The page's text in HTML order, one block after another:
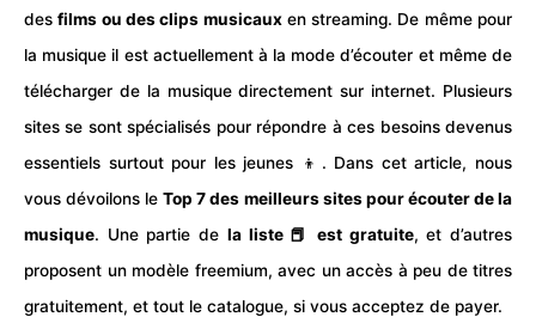
desfilms ou des clips musicauxen streaming. De même pour
la musique il est actuellement à la mode d’écouter et même de
télécharger de la musique directement sur internet. Plusieurs
sites se sont spécialisés pour répondre à ces besoins devenus
essentiels surtout pour les jeunes 👦. Dans cet article, nous
vous dévoilons leTop 7 des meilleurs sites pour écouter de la
musique. Une partie de la liste 📕 est gratuite, et d’autres
proposent un modèle freemium, avec un accès à peu de titres
gratuitement, et tout le catalogue, si vous acceptez de payer.